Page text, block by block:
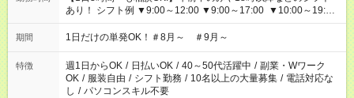
あり！ シフト例 ▼9:00～12:00 ▼9:00～17:00 ▼10:00～19:00
▼18:00～21:00
期間 1日だけの単発OK！＃8月～ ＃9月～
特徴 週1日からOK / 日払いOK / 40～50代活躍中 / 副業・Wワーク
OK / 服装自由 / シフト勤務 / 10名以上の大量募集 / 電話対応な
し / パソコンスキル不要